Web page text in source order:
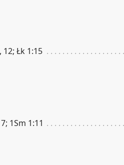
12; Łk 1:15
1Sm 1:11